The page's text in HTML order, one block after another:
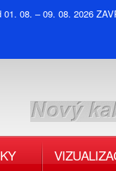
08. – 09. 08. 2026